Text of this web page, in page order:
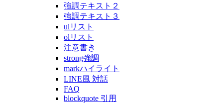
強調テキスト２
強調テキスト３
ulリスト
olリスト
注意書き
strong強調
markハイライト
LINE風 対話
FAQ
blockquote 引用